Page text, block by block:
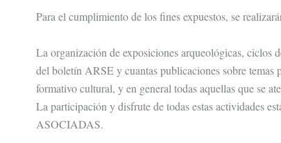
Para el cumplimiento de los fines expuestos, se
La organización de exposiciones arqueológicas, ciclos
del boletín ARSE y cuantas publicaciones sobre temas
formativo cultural, y en general todas aquellas que se
La participación y disfrute de todas estas actividades
ASOCIADAS.